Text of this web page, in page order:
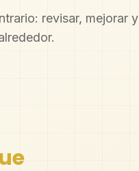
revisar, mejorar y